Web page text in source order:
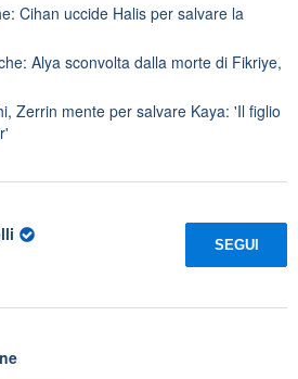
Cihan uccide Halis per salvare la
Alya sconvolta dalla morte di Fikriye,
Zerrin mente per salvare Kaya: 'Il figlio
SEGUI